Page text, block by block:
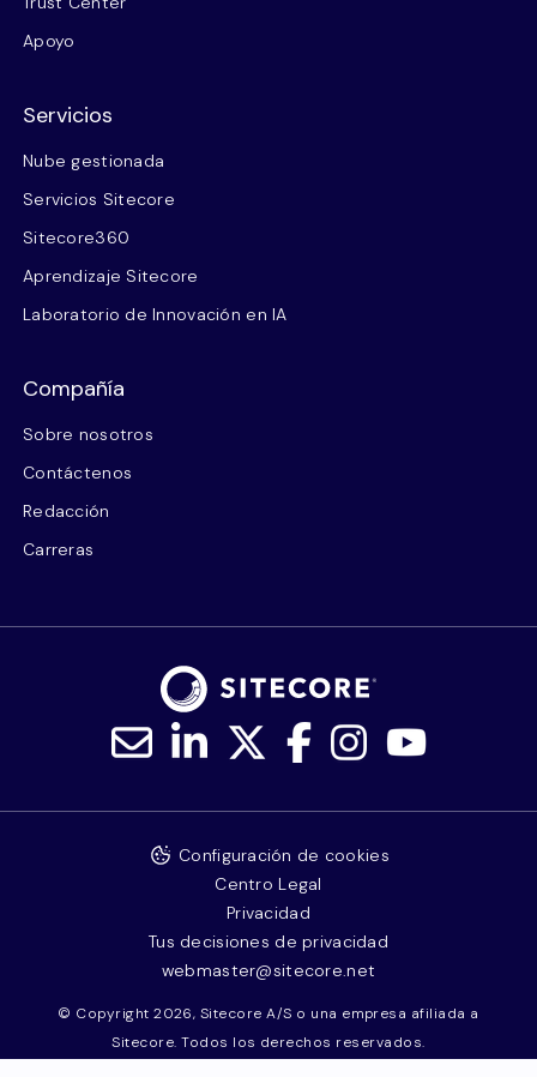
Apoyo
Servicios
Nube gestionada
Servicios Sitecore
Sitecore360
Aprendizaje Sitecore
Laboratorio de Innovación en IA
Compañía
Sobre nosotros
Contáctenos
Redacción
Carreras
© Copyright 2026, Sitecore A/S o una empresa afiliada a
Sitecore. Todos los derechos reservados.
Configuración de cookies
Centro Legal
Privacidad
Tus decisiones de privacidad
webmaster@sitecore.net